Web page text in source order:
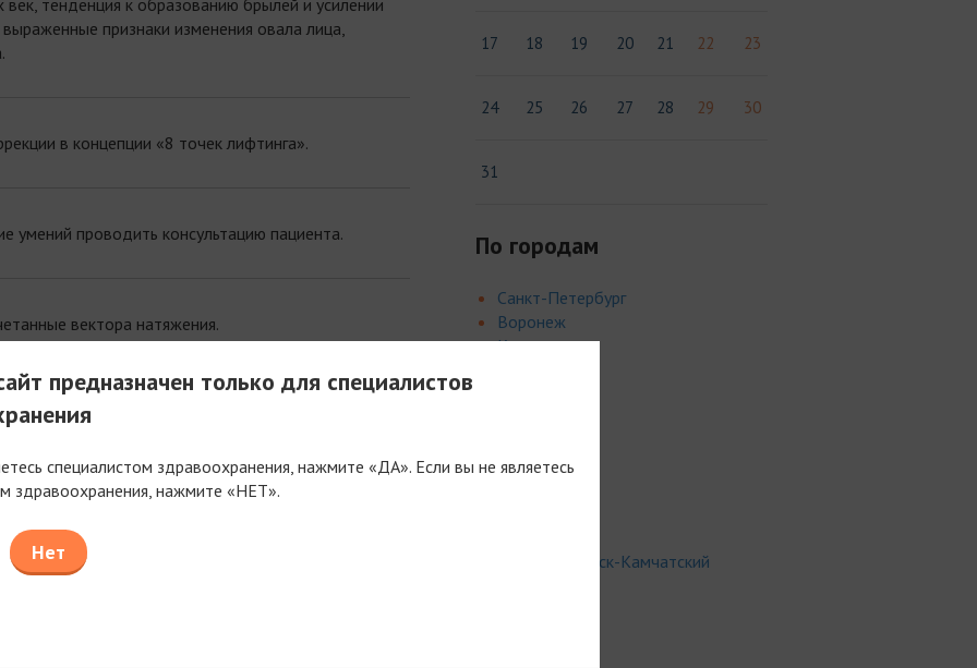
признаки изменения овала лица,
в концепции «8 точек лифтинга».
умений проводить консультацию пациента.
вектора натяжения.
всех тонкостей и нюансов.
коррекции: техники, дозировки, принципы
«8 точек лифтинга».
17 18 19 20 21 22 23
24 25 26 27 28 29 30
31
По городам
Санкт-Петербург
Воронеж
Калининград
Каспийск
Петропавловск-Камчатский
предназначен только для специалистов
специалистом здравоохранения, нажмите «ДА». Если вы не являетесь
здравоохранения, нажмите «НЕТ».
Нет